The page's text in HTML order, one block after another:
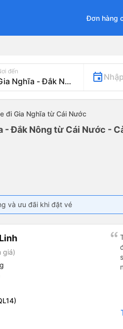
Đơn hàng
đến
đi Gia Nghĩa từ Cái Nước
- Đắk Nông từ Cái Nước -
và ưu đãi khi đặt vé
giá)